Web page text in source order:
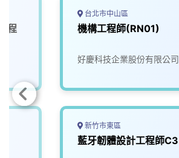
程
台北市中山區
機構工程師(RN01)
好慶科技企業股份有限公司
新竹市東區
藍牙韌體設計工程師C3